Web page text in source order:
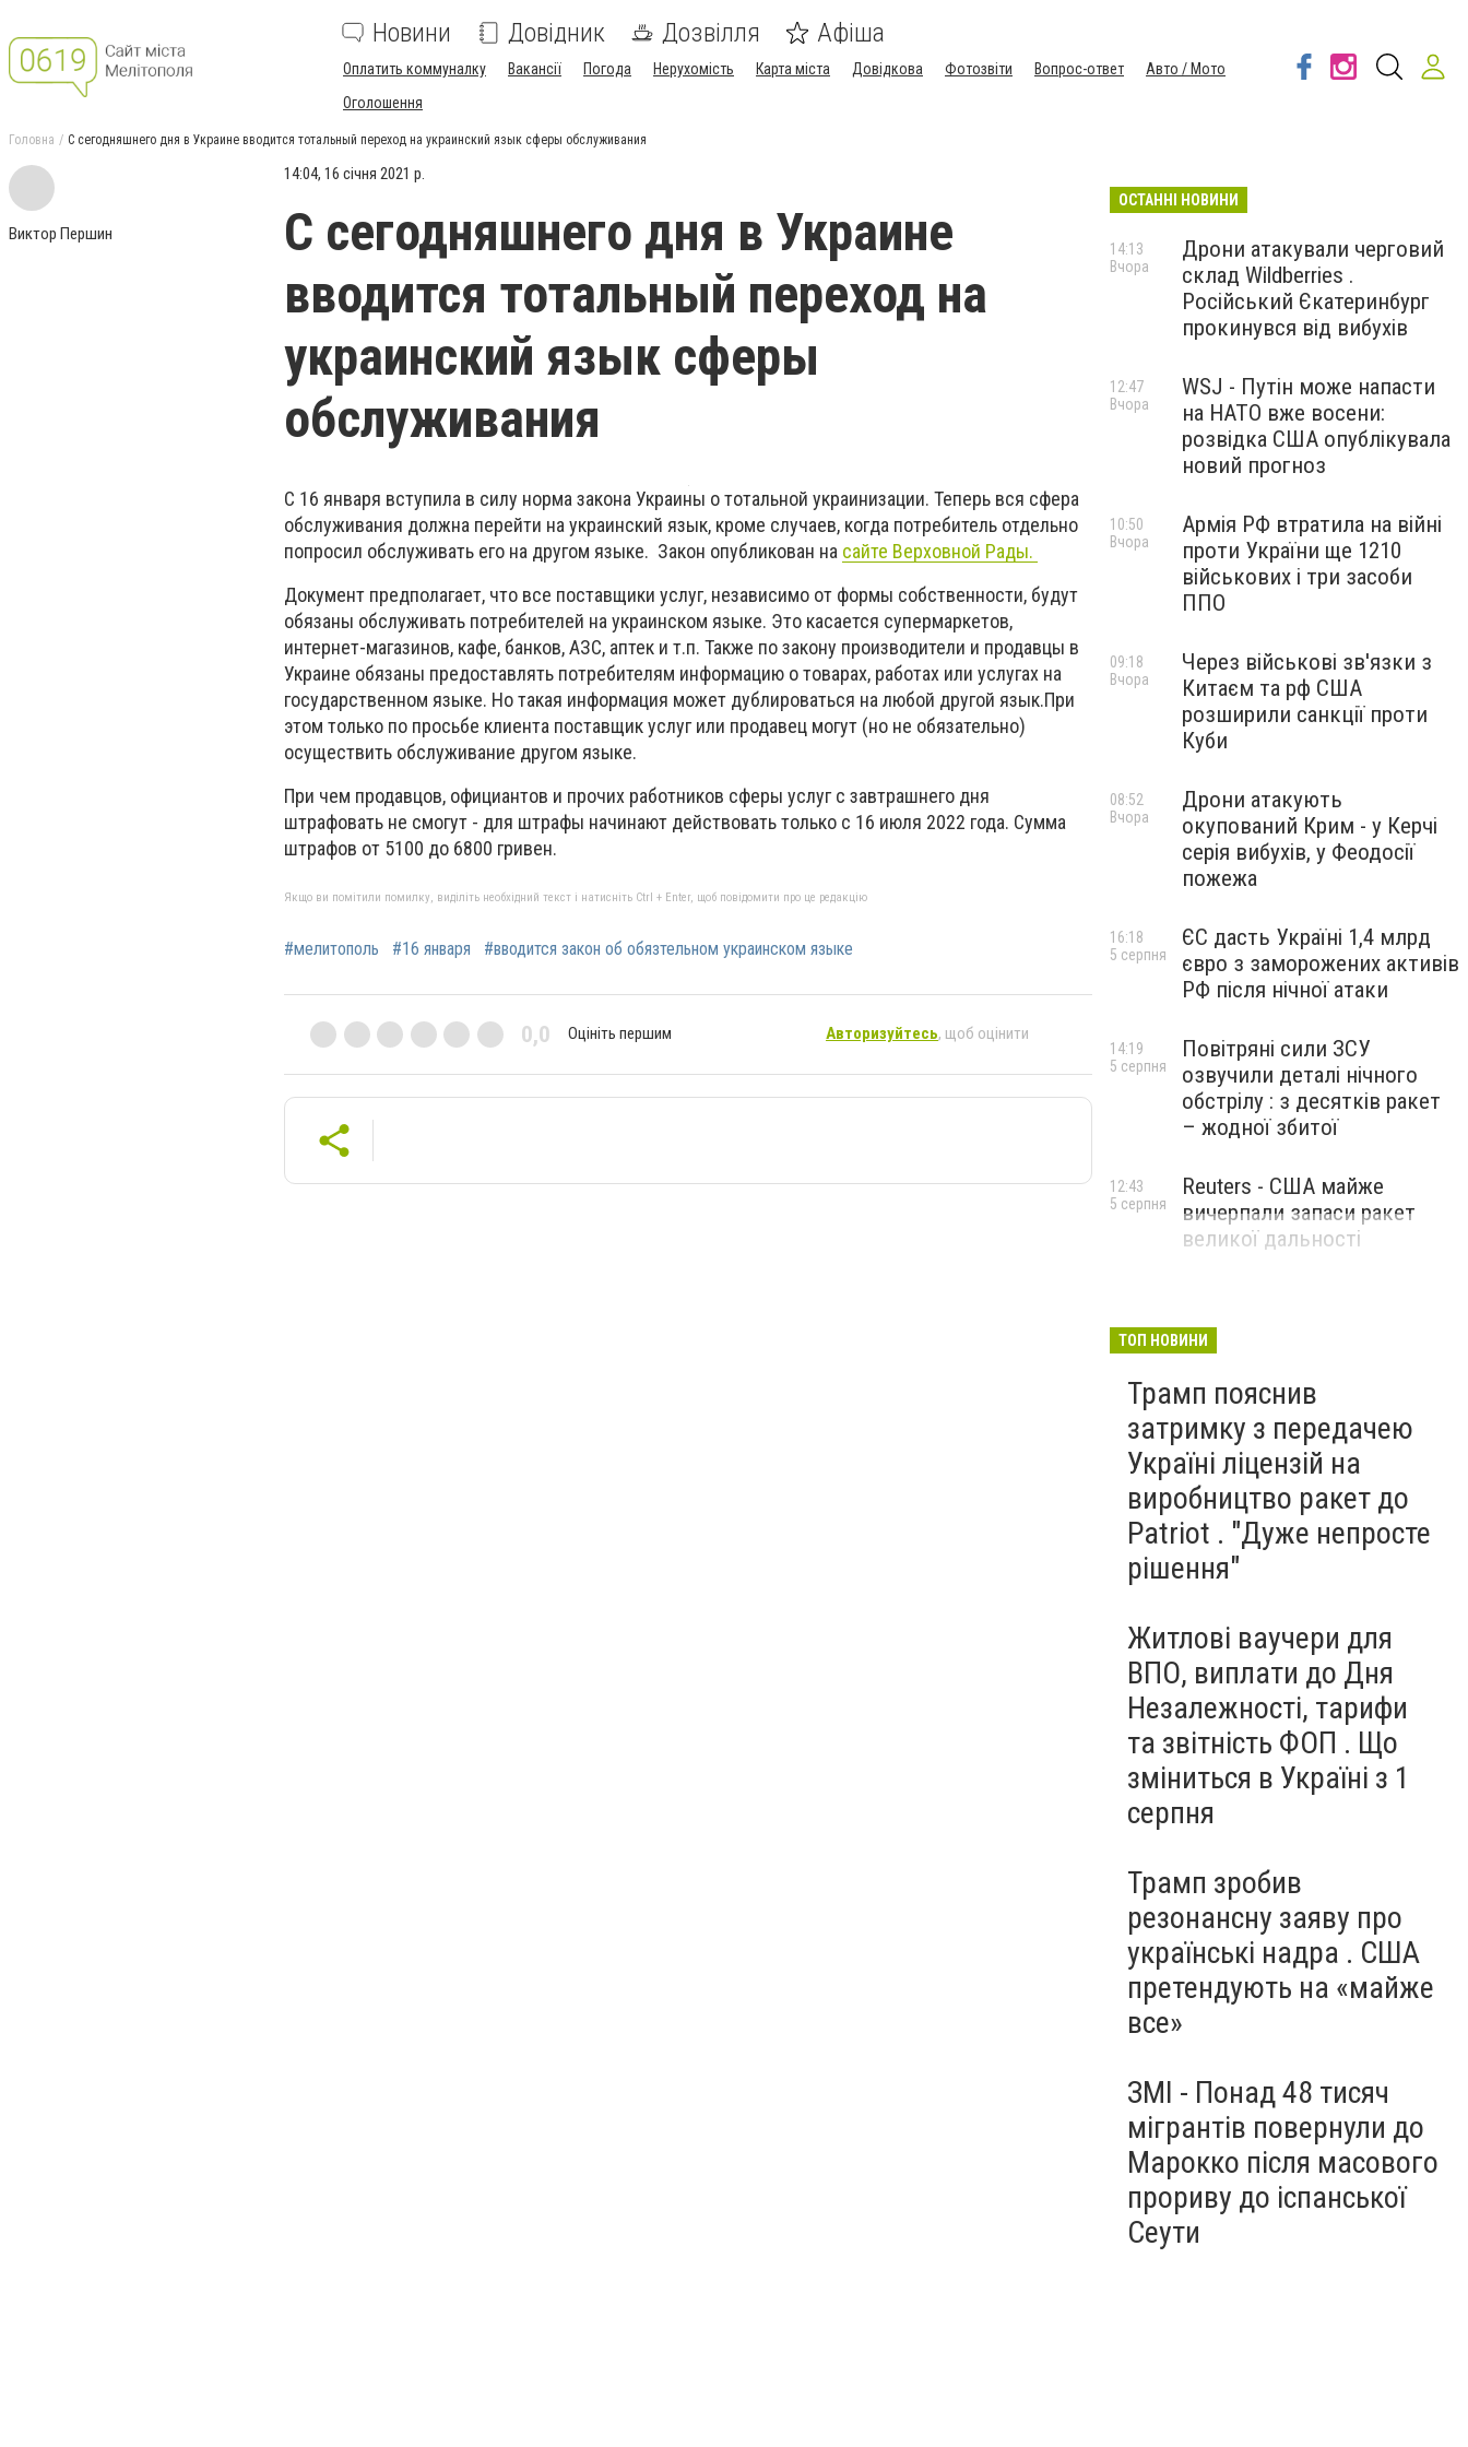
Новини Довідник Дозвілля Афіша
Оплатить коммуналку Вакансії Погода Нерухомість Карта міста Довідкова Фотозвіти Вопрос-ответ
Авто / Мото
Оголошення
Головна С сегодняшнего дня в Украине вводится тотальный переход на украинский язык сферы обслуживания
Виктор Першин
14:04, 16 січня 2021 р.
С сегодняшнего дня в Украине
вводится тотальный переход на
украинский язык сферы
обслуживания
С 16 января вступила в силу норма закона Украины о тотальной украинизации. Теперь вся сфера
обслуживания должна перейти на украинский язык, кроме случаев, когда потребитель отдельно
попросил обслуживать его на другом языке. Закон опубликован на сайте Верховной Рады.
Документ предполагает, что все поставщики услуг, независимо от формы собственности, будут
обязаны обслуживать потребителей на украинском языке. Это касается супермаркетов,
интернет-магазинов, кафе, банков, АЗС, аптек и т.п. Также по закону производители и продавцы в
Украине обязаны предоставлять потребителям информацию о товарах, работах или услугах на
государственном языке. Но такая информация может дублироваться на любой другой язык.При
этом только по просьбе клиента поставщик услуг или продавец могут (но не обязательно)
осуществить обслуживание другом языке.
При чем продавцов, официантов и прочих работников сферы услуг с завтрашнего дня
штрафовать не смогут - для штрафы начинают действовать только с 16 июля 2022 года. Сумма
штрафов от 5100 до 6800 гривен.
Якщо ви помітили помилку, виділіть необхідний текст і натисніть Ctrl + Enter, щоб повідомити про це редакцію
#мелитополь #16 января #вводится закон об обязтельном украинском языке
0,0 Оцініть першим Авторизуйтесь, щоб оцінити
ОСТАННІ НОВИНИ
Дрони атакували черговий
склад Wildberries .
Російський Єкатеринбург
прокинувся від вибухів
14:13
Вчора
WSJ - Путін може напасти
на НАТО вже восени:
розвідка США опублікувала
новий прогноз
12:47
Вчора
Армія РФ втратила на війні
проти України ще 1210
військових і три засоби
ППО
10:50
Вчора
Через військові зв'язки з
Китаєм та рф США
розширили санкції проти
Куби
09:18
Вчора
Дрони атакують
окупований Крим - у Керчі
серія вибухів, у Феодосії
пожежа
08:52
Вчора
ЄС дасть Україні 1,4 млрд
євро з заморожених активів
РФ після нічної атаки
16:18
5 серпня
Повітряні сили ЗСУ
озвучили деталі нічного
обстрілу : з десятків ракет
– жодної збитої
14:19
5 серпня
Reuters - США майже
вичерпали запаси ракет
великої дальності
12:43
5 серпня
ТОП НОВИНИ
Трамп пояснив
затримку з передачею
Україні ліцензій на
виробництво ракет до
Patriot . "Дуже непросте
рішення"
Житлові ваучери для
ВПО, виплати до Дня
Незалежності, тарифи
та звітність ФОП . Що
зміниться в Україні з 1
серпня
Трамп зробив
резонансну заяву про
українські надра . США
претендують на «майже
все»
ЗМІ - Понад 48 тисяч
мігрантів повернули до
Марокко після масового
прориву до іспанської
Сеути